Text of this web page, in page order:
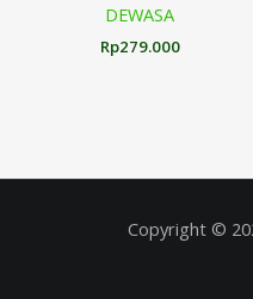
DEWASA
Rp279.000
Copyright ©